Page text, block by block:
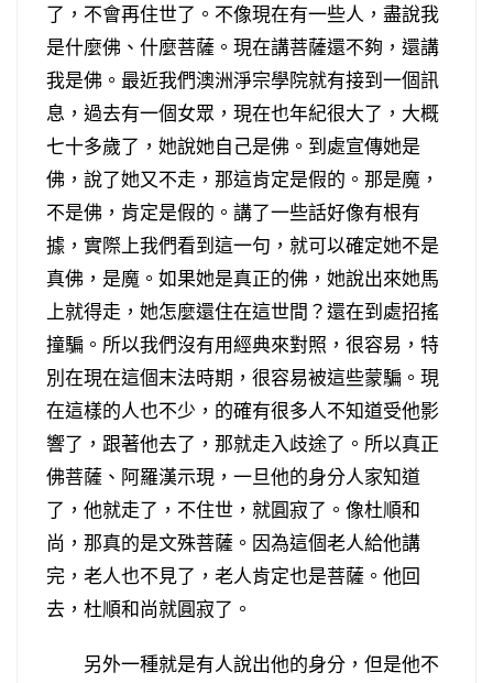
了，不會再住世了。不像現在有一些人，盡說我
是什麼佛、什麼菩薩。現在講菩薩還不夠，還講
我是佛。最近我們澳洲淨宗學院就有接到一個訊
息，過去有一個女眾，現在也年紀很大了，大概
七十多歲了，她說她自己是佛。到處宣傳她是
佛，說了她又不走，那這肯定是假的。那是魔，
不是佛，肯定是假的。講了一些話好像有根有
據，實際上我們看到這一句，就可以確定她不是
真佛，是魔。如果她是真正的佛，她說出來她馬
上就得走，她怎麼還住在這世間？還在到處招搖
撞騙。所以我們沒有用經典來對照，很容易，特
別在現在這個末法時期，很容易被這些蒙騙。現
在這樣的人也不少，的確有很多人不知道受他影
響了，跟著他去了，那就走入歧途了。所以真正
佛菩薩、阿羅漢示現，一旦他的身分人家知道
了，他就走了，不住世，就圓寂了。像杜順和
尚，那真的是文殊菩薩。因為這個老人給他講
完，老人也不見了，老人肯定也是菩薩。他回
去，杜順和尚就圓寂了。
另外一種就是有人說出他的身分，但是他不